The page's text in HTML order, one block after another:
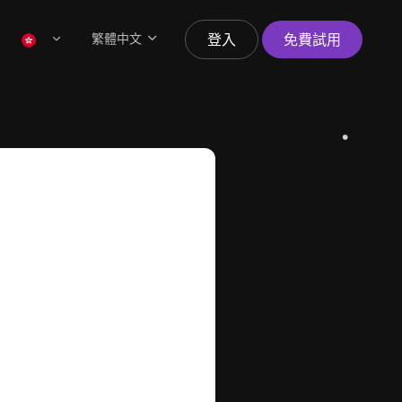
繁體中文 登入 免費試用